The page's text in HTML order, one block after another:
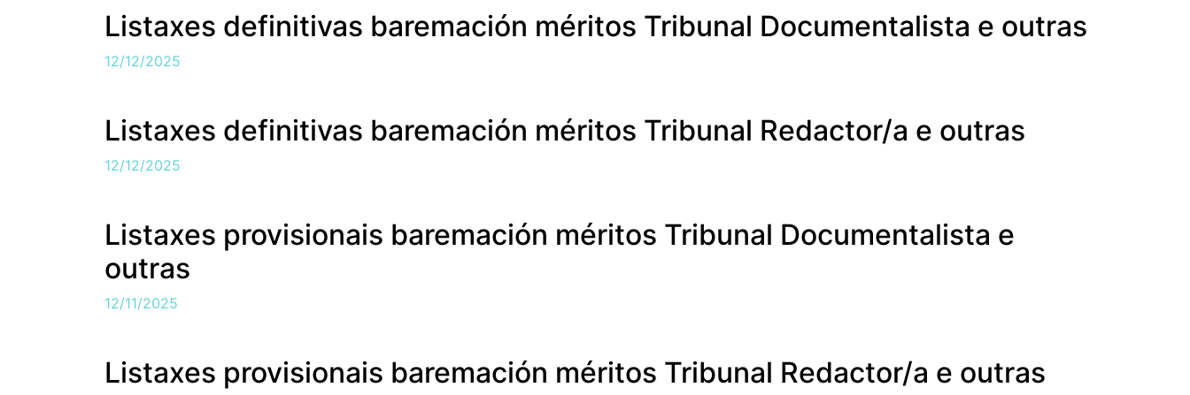
Listaxes definitivas baremación méritos Tribunal Documentalista e outras
12/12/2025
Listaxes definitivas baremación méritos Tribunal Redactor/a e outras
12/12/2025
Listaxes provisionais baremación méritos Tribunal Documentalista e
outras
12/11/2025
Listaxes provisionais baremación méritos Tribunal Redactor/a e outras